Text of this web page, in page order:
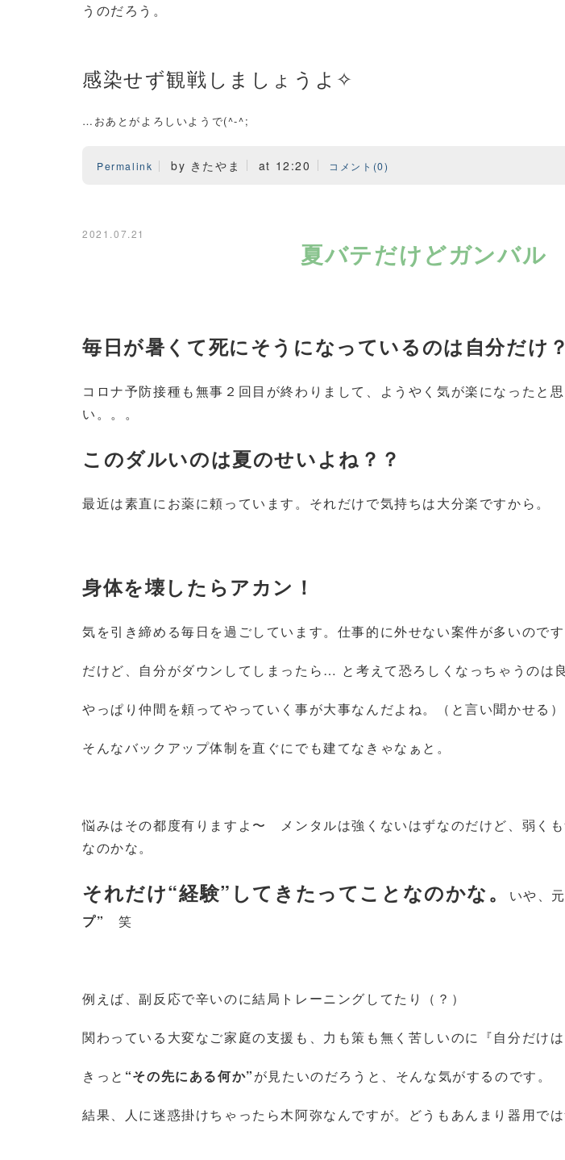
うのだろう。
感染せず観戦しましょうよ✧
…おあとがよろしいようで(^-^;
Permalink by きたやま at 12:20 コメント(0)
2021.07.21
夏バテだけどガンバル
毎日が暑くて死にそうになっているのは自分だけ？
コロナ予防接種も無事２回目が終わりまして、ようやく気が楽になったと
い。。。
このダルいのは夏のせいよね？？
最近は素直にお薬に頼っています。それだけで気持ちは大分楽ですから。
身体を壊したらアカン！
気を引き締める毎日を過ごしています。仕事的に外せない案件が多いのです
だけど、自分がダウンしてしまったら… と考えて恐ろしくなっちゃうのは
やっぱり仲間を頼ってやっていく事が大事なんだよね。（と言い聞かせる）
そんなバックアップ体制を直ぐにでも建てなきゃなぁと。
悩みはその都度有りますよ〜 メンタルは強くないはずなのだけど、弱く
なのかな。
それだけ“経験” してきたってことなのかな。 いや、
プ” 笑
例えば、副反応で辛いのに結局トレーニングしてたり（？）
関わっている大変なご家庭の支援も、力も策も無く苦しいのに『自分だけは
きっと “その先にある何か”が見たいのだろうと、そんな気がするのです。
結果、人に迷惑掛けちゃったら木阿弥なんですが。どうもあんまり器用では